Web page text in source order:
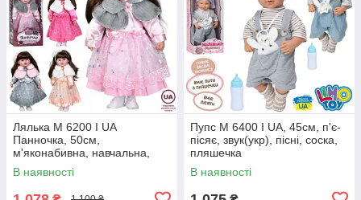
Лялька M 6200 I UA
Панночка, 50см,
м'яконабивна, навчальна,
музику-звук (укр),120 фраз
В наявності
Пупс M 6400 I UA, 45см, п'є-
пісяє, звук(укр), пісні, соска,
пляшечка
В наявності